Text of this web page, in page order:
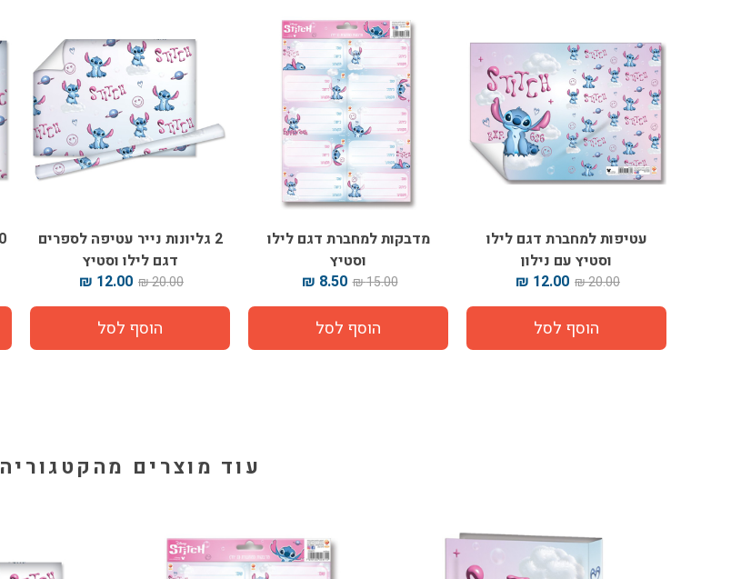
עטיפות למחברת דגם לילו
וסטיץ עם נילון
20.00 ₪
12.00 ₪
מדבקות למחברת דגם לילו
וסטיץ
15.00 ₪
8.50 ₪
2 גליונות נייר עטיפה לספרים
דגם לילו וסטיץ
20.00 ₪
12.00 ₪
עוד מוצרים מהקטגוריה